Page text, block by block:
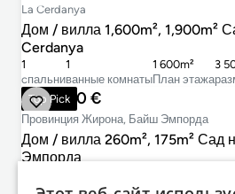
La Cerdanya
Дом / вилла 1,600m², 1,900m²
Cerdanya
cпальни
1
ванные комнаты
1
План этажа
1 600m²
3
Top Pick
990 000 €
Провинция Жирона, Байш Эмпорда
Дом / вилла 260m², 175m² Сад
Эмпорда
cпальниванные комнаты План этажа